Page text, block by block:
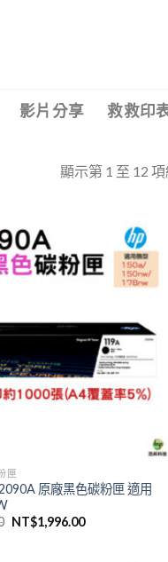
影片分享 救救印
顯示第 1 至 12
匣
原廠黑色碳粉匣 適用
原
NT$1,996.00目